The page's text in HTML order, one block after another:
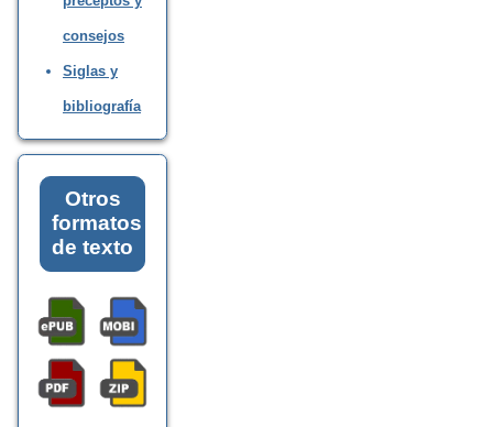
consejos
Siglas y
bibliografía
Otros
formatos
de texto